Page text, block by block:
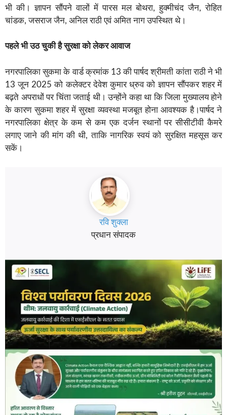
भी की। ज्ञापन सौंपने वालों में पारस मल बोथरा, हुक्मीचंद जैन, रोहित
चांडक, जसराज जैन, अनिल राठी एवं अमित नाग उपस्थित थे।
पहले भी उठ चुकी है सुरक्षा को लेकर आवाज
नगरपालिका सुकमा के वार्ड क्रमांक 13 की पार्षद श्रीमती कांता राठी ने भी
13 जून 2025 को कलेक्टर देवेश कुमार ध्रुव को ज्ञापन सौंपकर शहर में
बढ़ते अपराधों पर चिंता जताई थी। उन्होंने कहा था कि जिला मुख्यालय होने
के कारण सुकमा शहर में सुरक्षा व्यवस्था मजबूत होना आवश्यक है।पार्षद ने
नगरपालिका क्षेत्र के कम से कम एक दर्जन स्थानों पर सीसीटीवी कैमरे
लगाए जाने की मांग की थी, ताकि नागरिक स्वयं को सुरक्षित महसूस कर
सकें।
रवि शुक्ला
प्रधान संपादक